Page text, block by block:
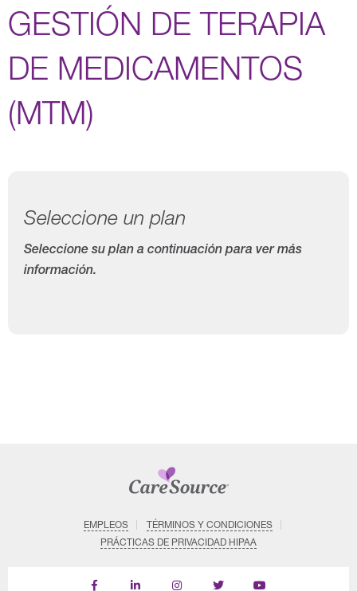
GESTIÓN DE TERAPIA
DE MEDICAMENTOS
(MTM)
Seleccione un plan
Seleccione su plan a continuación para ver más
información.
EMPLEOS
TÉRMINOS Y CONDICIONES
PRÁCTICAS DE PRIVACIDAD HIPAA
Find
Follow
Follow
Follow
Subscribe